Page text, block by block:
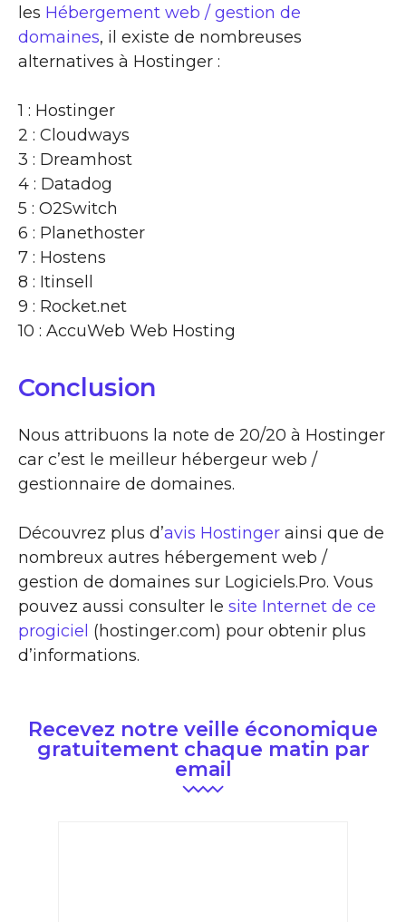
les Hébergement web / gestion de
domaines, il existe de nombreuses
alternatives à Hostinger :
1 : Hostinger
2 : Cloudways
3 : Dreamhost
4 : Datadog
5 : O2Switch
6 : Planethoster
7 : Hostens
8 : Itinsell
9 : Rocket.net
10 : AccuWeb Web Hosting
Conclusion
Nous attribuons la note de 20/20 à Hostinger
car c’est le meilleur hébergeur web /
gestionnaire de domaines.
Découvrez plus d’avis Hostinger ainsi que de
nombreux autres hébergement web /
gestion de domaines sur Logiciels.Pro. Vous
pouvez aussi consulter le site Internet de ce
progiciel (hostinger.com) pour obtenir plus
d’informations.
Recevez notre veille économique
gratuitement chaque matin par
email